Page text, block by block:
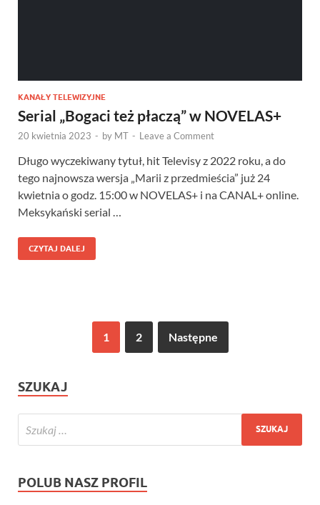
KANAŁY TELEWIZYJNE
Serial „Bogaci też płaczą” w NOVELAS+
20 kwietnia 2023 - by MT - Leave a Comment
Długo wyczekiwany tytuł, hit Televisy z 2022 roku, a do
tego najnowsza wersja „Marii z przedmieścia” już 24
kwietnia o godz. 15:00 w NOVELAS+ i na CANAL+ online.
Meksykański serial …
CZYTAJ DALEJ
1 2 Następne
SZUKAJ
POLUB NASZ PROFIL